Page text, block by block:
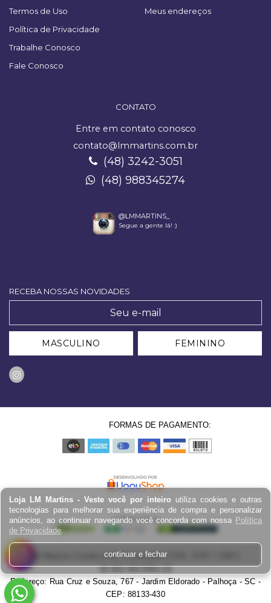
Loja LM Martins - Veste você por inteiro utiliza cookies e outras
tecnologias para melhorar sua experiência de compra e personalizar
anúncios, ao continuar navegando você concorda com nossa Política
de Privacidade.
continuar e fechar
Termos de Uso
Política de Privacidade
Trabalhe Conosco
Fale Conosco
Meus endereços
CONTATO
Entre em contato conosco
contato@lmmartins.com.br
(48) 3242-3051
(48) 988345274
@LMMARTINS_
Segue a gente lá! :)
RECEBA NOSSAS NOVIDADES
MASCULINO FEMININO
FORMAS DE PAGAMENTO:
LM Martins Comércio de Confecções LTDA - EPP / CNPJ:
03.823.403.0001-29
Endereço: Rua Cruz e Souza, 767 - Jardim Eldorado - Palhoça - SC -
CEP: 88133-430